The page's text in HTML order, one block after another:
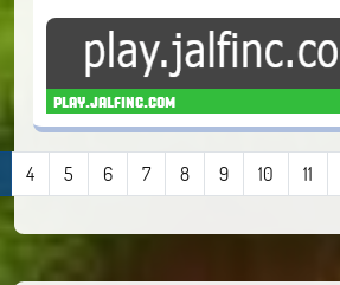
play.jalfinc.com
4 5 6 7 8 9 10 11